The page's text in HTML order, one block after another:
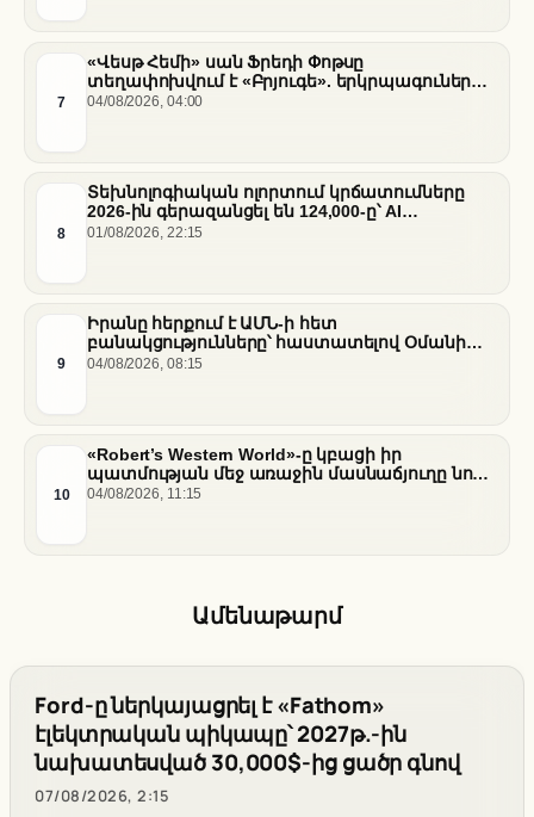
7
«Վեսթ Հեմի» սան Ֆրեդի Փոթսը
տեղափոխվում է «Բրյուգե». երկրպագուների
դժգոհությունը և ակումբի ռազմավարությունը
04/08/2026, 04:00
8
Տեխնոլոգիական ոլորտում կրճատումները
2026-ին գերազանցել են 124,000-ը՝ AI
ենթակառուցվածքների վերաբաշխման ֆոնին
01/08/2026, 22:15
9
Իրանը հերքում է ԱՄՆ-ի հետ
բանակցությունները՝ հաստատելով Օմանի
միջնորդությամբ քննարկումները Հորմուզի
04/08/2026, 08:15
10
«Robert’s Western World»-ը կբացի իր
պատմության մեջ առաջին մասնաճյուղը նոր
«Nissan Stadium» մարզադաշտում
04/08/2026, 11:15
Ամենաթարմ
Ford-ը ներկայացրել է «Fathom»
էլեկտրական պիկապը՝ 2027թ.-ին
նախատեսված 30,000$-ից ցածր գնով
07/08/2026, 2:15